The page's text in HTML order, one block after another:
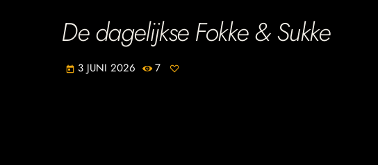
De dagelijkse Fokke & Sukke
today 3 JUNI 2026 7